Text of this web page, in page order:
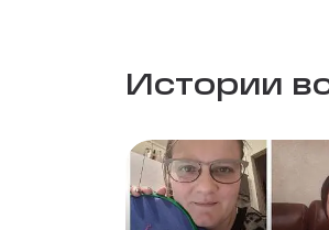
Истории